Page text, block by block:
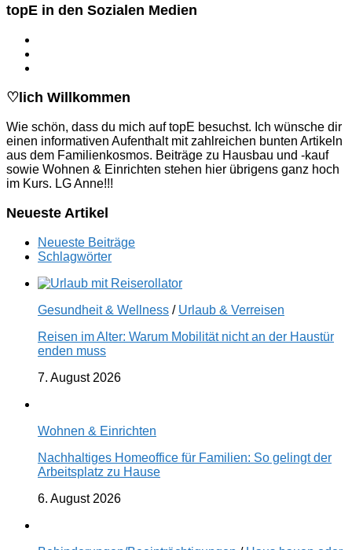
topE in den Sozialen Medien
♡lich Willkommen
Wie schön, dass du mich auf topE besuchst. Ich wünsche dir
einen informativen Aufenthalt mit zahlreichen bunten Artikeln
aus dem Familienkosmos. Beiträge zu Hausbau und -kauf
sowie Wohnen & Einrichten stehen hier übrigens ganz hoch
im Kurs. LG Anne!!!
Neueste Artikel
Neueste Beiträge
Schlagwörter
Gesundheit & Wellness / Urlaub & Verreisen
Reisen im Alter: Warum Mobilität nicht an der Haustür
enden muss
7. August 2026
Wohnen & Einrichten
Nachhaltiges Homeoffice für Familien: So gelingt der
Arbeitsplatz zu Hause
6. August 2026